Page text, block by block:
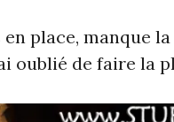
place, manque
oublié de faire la